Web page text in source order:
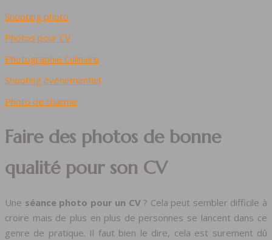
Shooting photo
Photos pour CV
Photographie Culinaire
Shooting événementiel
Photo de charme
Faire des photos de bonne
qualité pour son CV
Une séance photo pour un CV? Cela peut sembler difficile à
croire mais de plus en plus de personnes se lancent dans ce
genre de pratique. Il faut bien le dire, cela est surement dû